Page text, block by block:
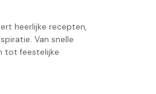
heerlijke recepten,
Van snelle
tot feestelijke